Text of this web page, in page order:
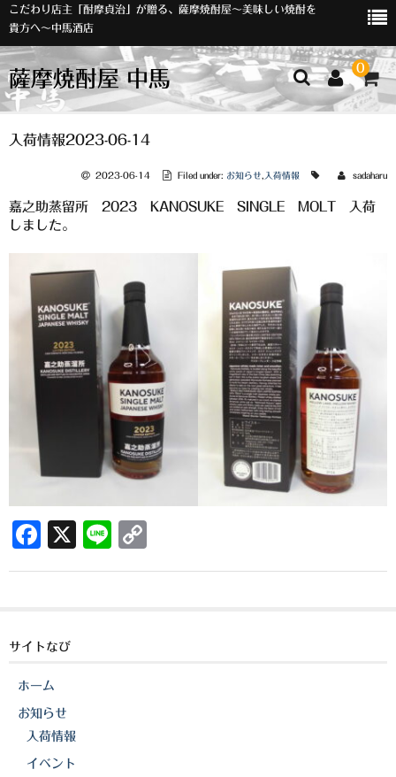
こだわり店主「酎摩貞治」が贈る、薩摩焼酎屋～美味しい焼酎を
貴方へ～中馬酒店
薩摩焼酎屋 中馬 0
ホーム
入荷情報
オリジナルラベル
店主おすすめ
数量限定
希少焼酎
季節限定品
セット商品
リキュール
ウヰスキー
村尾酒造
万膳酒造
入荷情報2023-06-14
2023-06-14 Filed under: お知らせ 入荷情報 sadaharu
嘉之助蒸留所 2023 KANOSUKE SINGLE MOLT 入荷
しました。
F
b
o
o
k
X
Li
サイトなび
ホーム
お知らせ
入荷情報
イベント